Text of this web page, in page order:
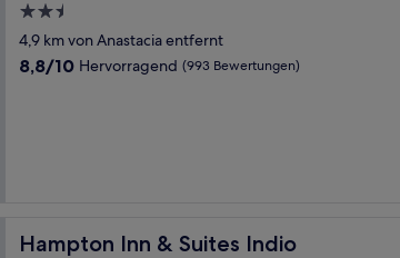
2.5-
Sterne-
Unterkunft
4,9 km von Anastacia entfernt
8.8
8,8/10 Hervorragend (993 Bewertungen)
Hampton Inn & Suites Indio
Hampton Inn & Suites Indio